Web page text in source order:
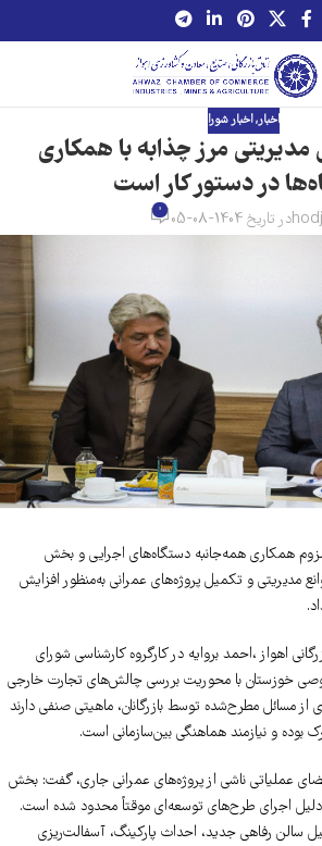
اخبار,اخبار شورا
مرز چذابه با همکاری
در دستور کار است
در تاریخ 1404-08-05 0
همکاری همه‌جانبه دستگاه‌های اجرایی و بخش
مدیریتی و تکمیل پروژه‌های عمرانی به‌منظور افزایش
اهواز ،احمد بروایه در کارگروه کارشناسی شورای
با محوریت بررسی چالش‌های تجارت خارجی
از مسائل مطرح‌شده توسط بازرگانان، ماهیتی صنفی دارند
بوده و نیازمند هماهنگی بین‌سازمانی است.
عملیاتی ناشی از پروژه‌های عمرانی جاری، گفت: بخش
دلیل اجرای طرح‌های توسعه‌ای موقتاً محدود شده است.
سالن رفاهی جدید، احداث پارکینگ، آسفالت‌ریزی